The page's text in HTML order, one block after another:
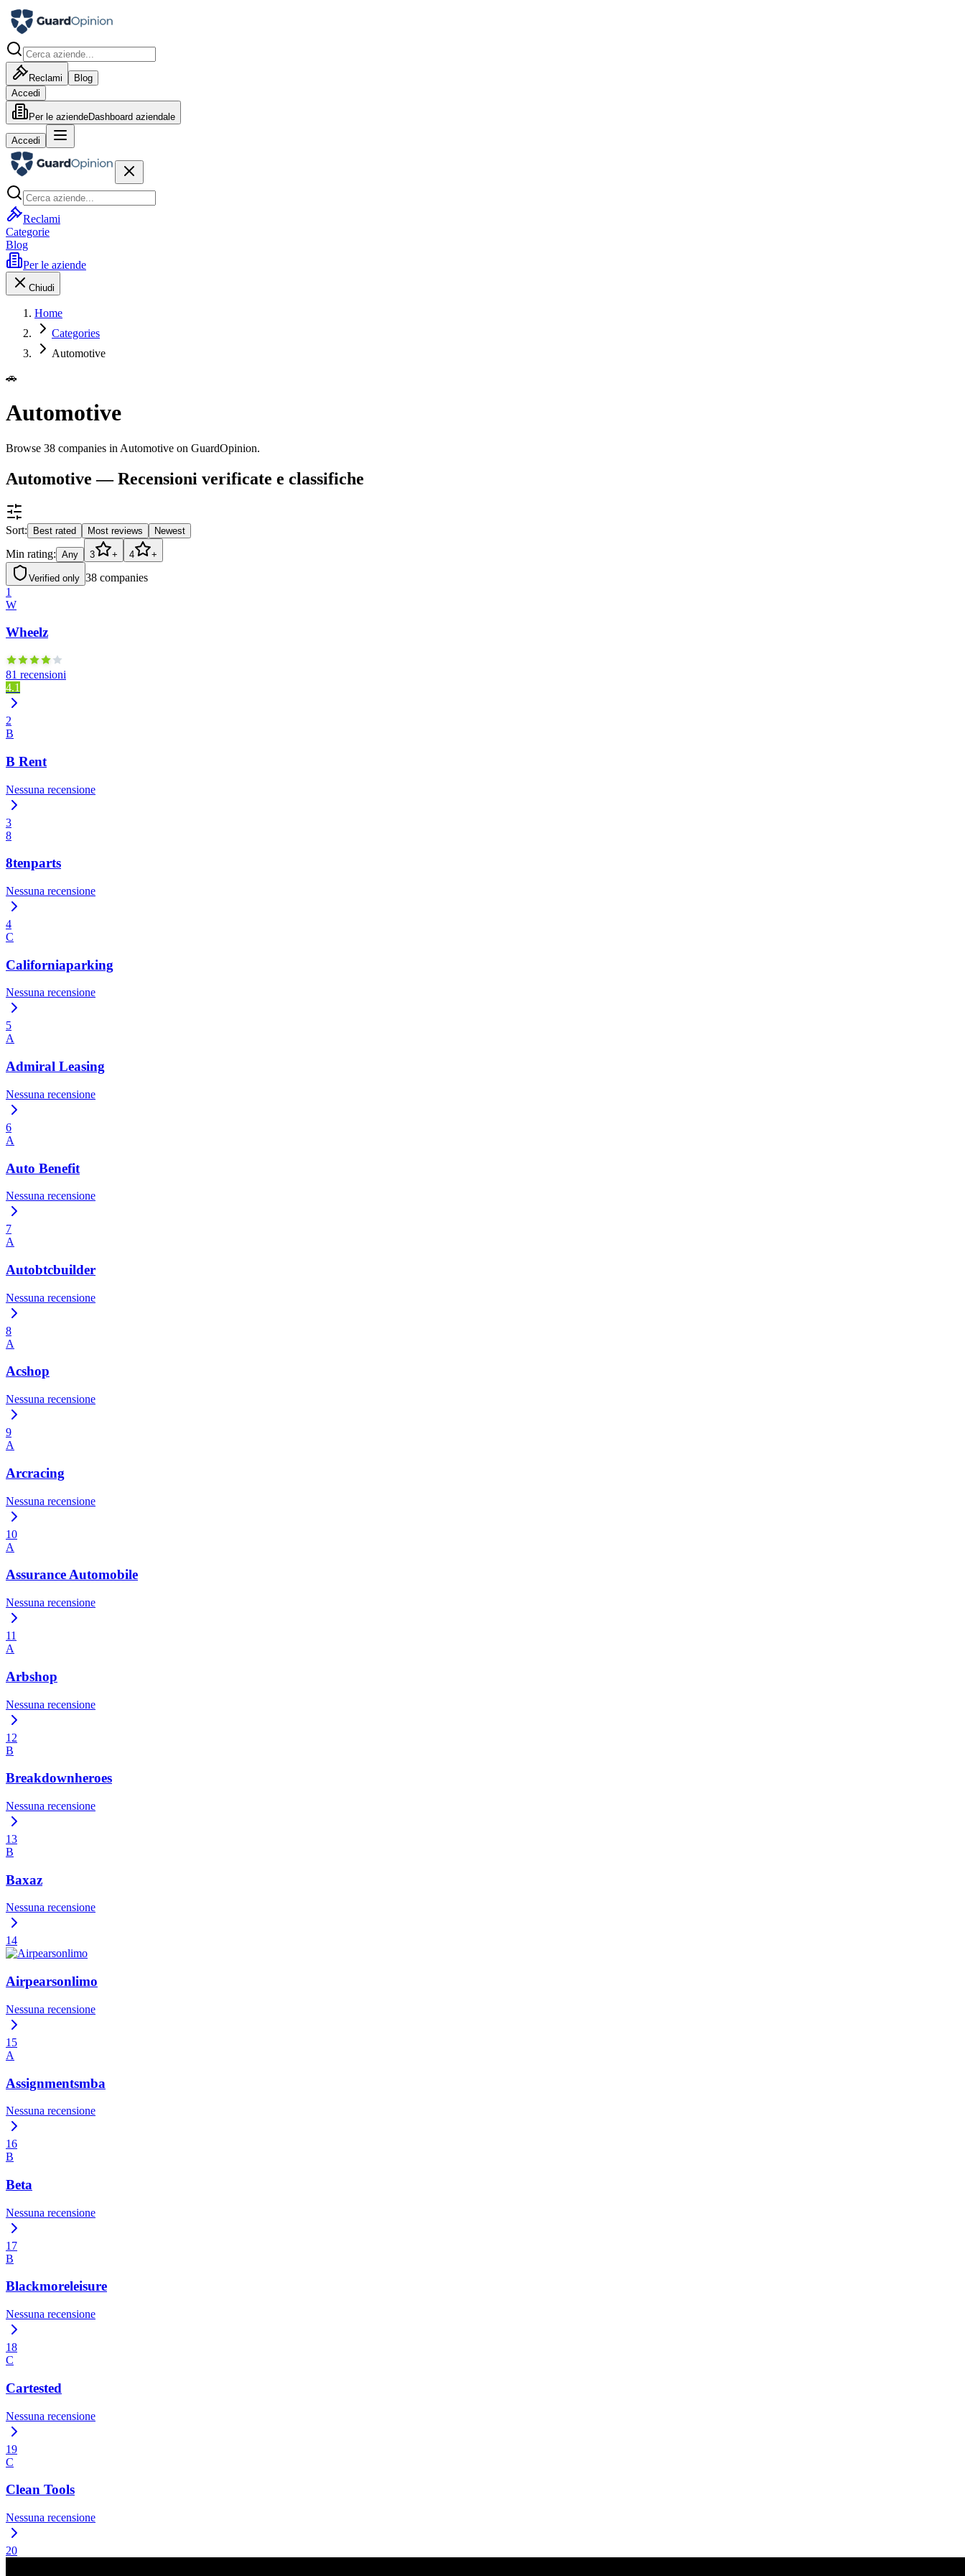
Reclami
Blog
Accedi
Per le aziendeDashboard aziendale
Accedi
Reclami
Categorie
Blog
Per le aziende
Chiudi
Home
Categories
Automotive
🚗
Automotive
Browse 38 companies in Automotive on GuardOpinion.
Automotive — Recensioni verificate e classifiche
Sort: Best rated Most reviews Newest
Min rating: Any 3 + 4 +
Verified only 38 companies
1
W
Wheelz
81 recensioni
4.1
2
B
B Rent
Nessuna recensione
3
8
8tenparts
Nessuna recensione
4
C
Californiaparking
Nessuna recensione
5
A
Admiral Leasing
Nessuna recensione
6
A
Auto Benefit
Nessuna recensione
7
A
Autobtcbuilder
Nessuna recensione
8
A
Acshop
Nessuna recensione
9
A
Arcracing
Nessuna recensione
10
A
Assurance Automobile
Nessuna recensione
11
A
Arbshop
Nessuna recensione
12
B
Breakdownheroes
Nessuna recensione
13
B
Baxaz
Nessuna recensione
14
Airpearsonlimo
Nessuna recensione
15
A
Assignmentsmba
Nessuna recensione
16
B
Beta
Nessuna recensione
17
B
Blackmoreleisure
Nessuna recensione
18
C
Cartested
Nessuna recensione
19
C
Clean Tools
Nessuna recensione
20